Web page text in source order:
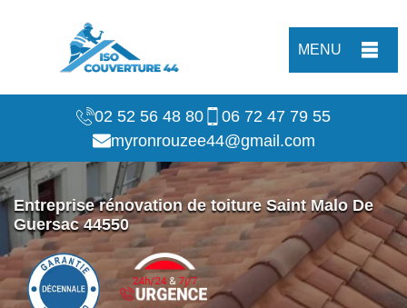
MENU
02 52 56 48 80
06 72 47 79 55
myronrouzee44@gmail.com
Entreprise rénovation de toiture Saint Malo De
Guersac 44550